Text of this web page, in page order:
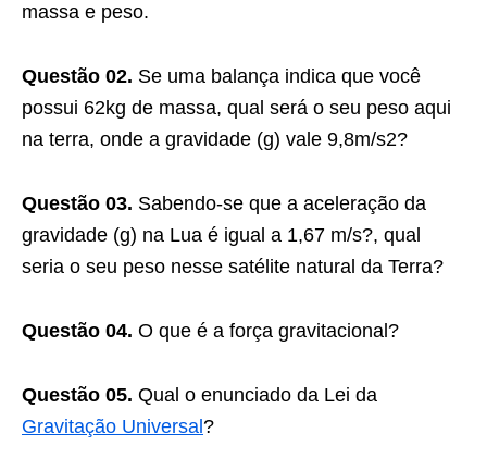
massa e peso.
Questão 02. Se uma balança indica que você
possui 62kg de massa, qual será o seu peso aqui
na terra, onde a gravidade (g) vale 9,8m/s2?
Questão 03. Sabendo-se que a aceleração da
gravidade (g) na Lua é igual a 1,67 m/s?, qual
seria o seu peso nesse satélite natural da Terra?
Questão 04. O que é a força gravitacional?
Questão 05. Qual o enunciado da Lei da
Gravitação Universal ?